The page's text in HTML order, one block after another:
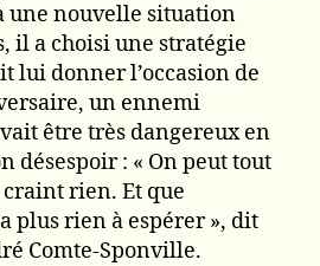
une nouvelle situation
il a choisi une stratégie
lui donner l’occasion de
un ennemi
être très dangereux en
désespoir : « On peut tout
rien. Et que
plus rien à espérer », dit
Comte-Sponville.